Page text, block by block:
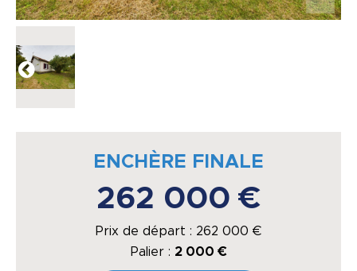
ENCHÈRE FINALE
262 000 €
Prix de départ : 262 000 €
Palier : 2 000 €